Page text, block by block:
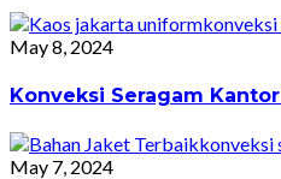
konveksi
May 8, 2024
Konveksi Seragam
konveksi
May 7, 2024